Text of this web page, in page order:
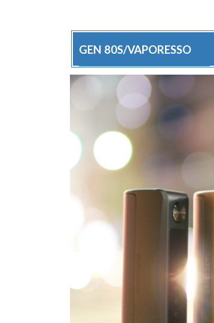
GEN 80S/VAPORESSO